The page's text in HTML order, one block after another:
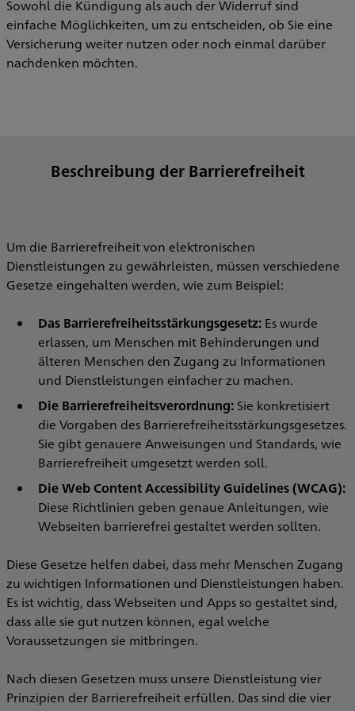
Sowohl die Kündigung als auch der Widerruf sind
einfache Möglichkeiten, um zu entscheiden, ob Sie eine
Versicherung weiter nutzen oder noch einmal darüber
nachdenken möchten.
Beschreibung der Barrierefreiheit
Um die Barrierefreiheit von elektronischen
Dienstleistungen zu gewährleisten, müssen verschiedene
Gesetze eingehalten werden, wie zum Beispiel:
Das Barrierefreiheitsstärkungsgesetz: Es wurde
erlassen, um Menschen mit Behinderungen und
älteren Menschen den Zugang zu Informationen
und Dienstleistungen einfacher zu machen.
Die Barrierefreiheitsverordnung: Sie konkretisiert
die Vorgaben des Barrierefreiheitsstärkungsgesetzes.
Sie gibt genauere Anweisungen und Standards, wie
Barrierefreiheit umgesetzt werden soll.
Die Web Content Accessibility Guidelines (WCAG):
Diese Richtlinien geben genaue Anleitungen, wie
Webseiten barrierefrei gestaltet werden sollten.
Diese Gesetze helfen dabei, dass mehr Menschen Zugang
zu wichtigen Informationen und Dienstleistungen haben.
Es ist wichtig, dass Webseiten und Apps so gestaltet sind,
dass alle sie gut nutzen können, egal welche
Voraussetzungen sie mitbringen.
Nach diesen Gesetzen muss unsere Dienstleistung vier
Prinzipien der Barrierefreiheit erfüllen. Das sind die vier